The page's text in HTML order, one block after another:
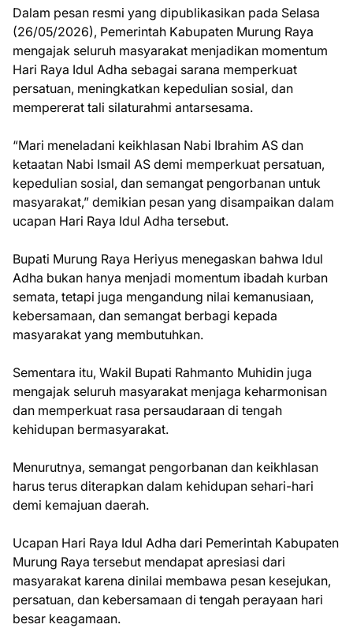
Dalam pesan resmi yang dipublikasikan pada Selasa
(26/05/2026), Pemerintah Kabupaten Murung Raya
mengajak seluruh masyarakat menjadikan momentum
Hari Raya Idul Adha sebagai sarana memperkuat
persatuan, meningkatkan kepedulian sosial, dan
mempererat tali silaturahmi antarsesama.
“Mari meneladani keikhlasan Nabi Ibrahim AS dan
ketaatan Nabi Ismail AS demi memperkuat persatuan,
kepedulian sosial, dan semangat pengorbanan untuk
masyarakat,” demikian pesan yang disampaikan dalam
ucapan Hari Raya Idul Adha tersebut.
Bupati Murung Raya Heriyus menegaskan bahwa Idul
Adha bukan hanya menjadi momentum ibadah kurban
semata, tetapi juga mengandung nilai kemanusiaan,
kebersamaan, dan semangat berbagi kepada
masyarakat yang membutuhkan.
Sementara itu, Wakil Bupati Rahmanto Muhidin juga
mengajak seluruh masyarakat menjaga keharmonisan
dan memperkuat rasa persaudaraan di tengah
kehidupan bermasyarakat.
Menurutnya, semangat pengorbanan dan keikhlasan
harus terus diterapkan dalam kehidupan sehari-hari
demi kemajuan daerah.
Ucapan Hari Raya Idul Adha dari Pemerintah Kabupaten
Murung Raya tersebut mendapat apresiasi dari
masyarakat karena dinilai membawa pesan kesejukan,
persatuan, dan kebersamaan di tengah perayaan hari
besar keagamaan.